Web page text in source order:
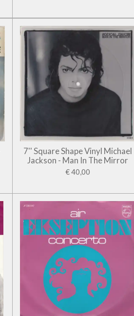
7'' Square Shape Vinyl Michael
Jackson - Man In The Mirror
€ 40,00